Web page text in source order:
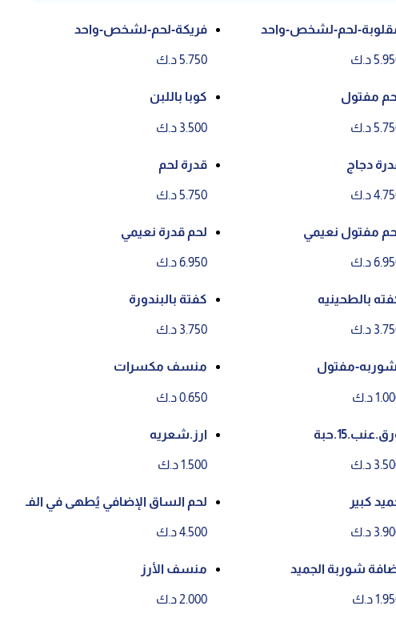
لحم-لشخص-واحد
د.ك
فريكة-لحم-لشخص-واحد
5.750 د.ك
مفتول
د.ك
كوبا باللبن
3.500 د.ك
دجاج
د.ك
قدرة لحم
5.750 د.ك
مفتول نعيمي
د.ك
لحم قدرة نعيمي
6.950 د.ك
بالطحينيه
د.ك
كفتة بالبندورة
3.750 د.ك
مفتول
د.ك
منسف مكسرات
0.650 د.ك
د.ك
ارز.شعريه
1.500 د.ك
كبير
د.ك
لحم الساق الإضافي يُطهى في الف
4.500 د.ك
شوربة الجميد
د.ك
منسف الأرز
2.000 د.ك